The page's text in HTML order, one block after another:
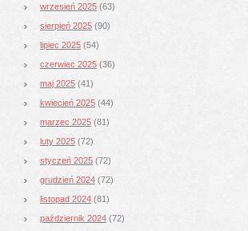
wrzesień 2025 (63)
sierpień 2025 (90)
lipiec 2025 (54)
czerwiec 2025 (36)
maj 2025 (41)
kwiecień 2025 (44)
marzec 2025 (81)
luty 2025 (72)
styczeń 2025 (72)
grudzień 2024 (72)
listopad 2024 (81)
październik 2024 (72)